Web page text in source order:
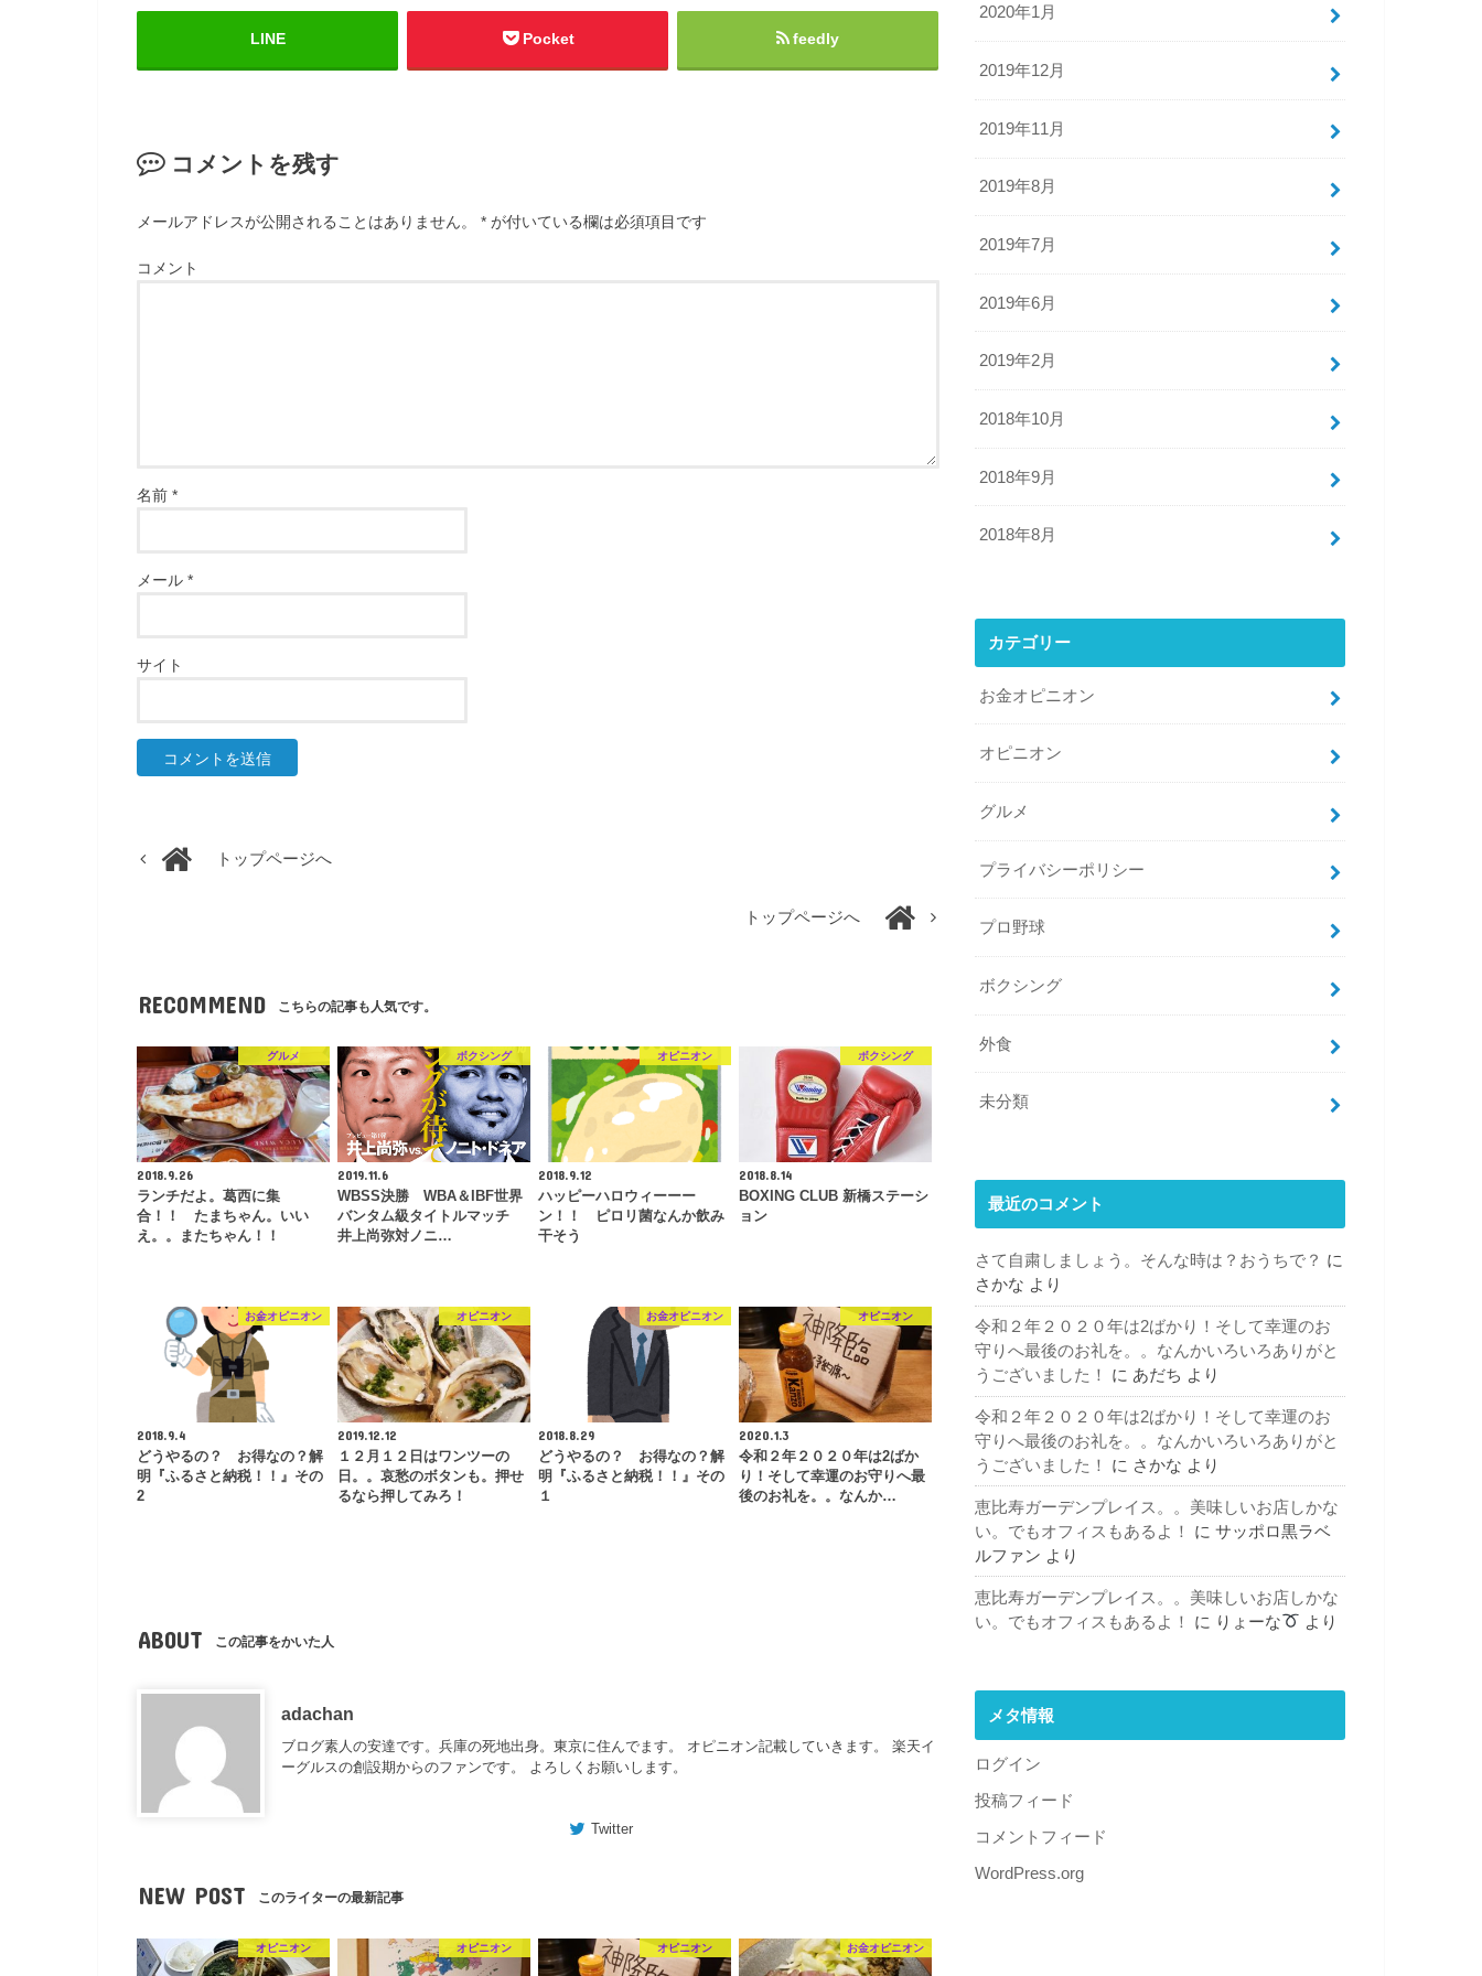
LINE Pocket feedly
コメントを残す
メールアドレスが公開されることはありません。 * が付いている欄は必須項目です
コメント
名前 *
メール *
サイト
トップページへ
トップページへ
RECOMMEND こちらの記事も人気です。
グルメ
2018.9.26
ランチだよ。葛西に集
合！！ たまちゃん。いい
え。。またちゃん！！
ボクシング
2019.11.6
WBSS決勝 WBA＆IBF世界
バンタム級タイトルマッチ
井上尚弥対ノニ…
オピニオン
2018.9.12
ハッピーハロウィーーー
ン！！ ピロリ菌なんか飲み
干そう
ボクシング
2018.8.14
BOXING CLUB 新橋ステーシ
ョン
お金オピニオン
2018.9.4
どうやるの？ お得なの？解
明『ふるさと納税！！』その
2
オピニオン
2019.12.12
１２月１２日はワンツーの
日。。哀愁のボタンも。押せ
るなら押してみろ！
お金オピニオン
2018.8.29
どうやるの？ お得なの？解
明『ふるさと納税！！』その
１
オピニオン
2020.1.3
令和２年２０２０年は2ばか
り！そして幸運のお守りへ最
後のお礼を。。なんか…
ABOUT この記事をかいた人
adachan
ブログ素人の安達です。兵庫の死地出身。東京に住んでます。 オピニオン記載していきます。 楽天イ
ーグルスの創設期からのファンです。 よろしくお願いします。
Twitter
NEW POST このライターの最新記事
オピニオン オピニオン オピニオン お金オピニオン
2020年1月
2019年12月
2019年11月
2019年8月
2019年7月
2019年6月
2019年2月
2018年10月
2018年9月
2018年8月
カテゴリー
お金オピニオン
オピニオン
グルメ
プライバシーポリシー
プロ野球
ボクシング
外食
未分類
最近のコメント
さて自粛しましょう。そんな時は？おうちで？ に
さかな より
令和２年２０２０年は2ばかり！そして幸運のお
守りへ最後のお礼を。。なんかいろいろありがと
うございました！
に あだち より
令和２年２０２０年は2ばかり！そして幸運のお
守りへ最後のお礼を。。なんかいろいろありがと
うございました！
に さかな より
恵比寿ガーデンプレイス。。美味しいお店しかな
い。でもオフィスもあるよ！
に サッポロ黒ラベ
ルファン より
恵比寿ガーデンプレイス。。美味しいお店しかな
い。でもオフィスもあるよ！
に りょーな より
メタ情報
ログイン
投稿フィード
コメントフィード
WordPress.org